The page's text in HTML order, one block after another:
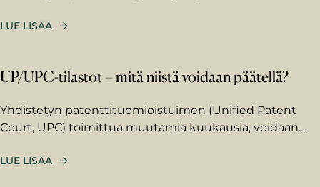
LUE LISÄÄ
UP/UPC-tilastot – mitä niistä voidaan päätellä?
Yhdistetyn patenttituomioistuimen (Unified Patent
Court, UPC) toimittua muutamia kuukausia, voidaan...
LUE LISÄÄ
Etunimi